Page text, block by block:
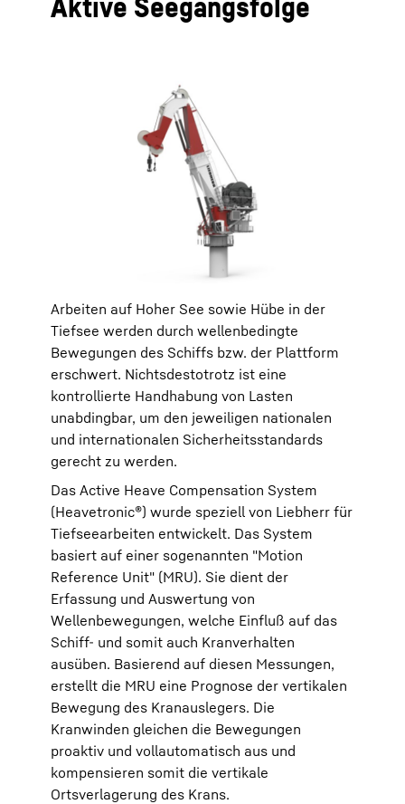
Arbeiten auf Hoher See sowie Hübe in der
Tiefsee werden durch wellenbedingte
Bewegungen des Schiffs bzw. der Plattform
erschwert. Nichtsdestotrotz ist eine
kontrollierte Handhabung von Lasten
unabdingbar, um den jeweiligen nationalen
und internationalen Sicherheitsstandards
gerecht zu werden.
Das Active Heave Compensation System
(Heavetronic®) wurde speziell von Liebherr für
Tiefseearbeiten entwickelt. Das System
basiert auf einer sogenannten "Motion
Reference Unit" (MRU). Sie dient der
Erfassung und Auswertung von
Wellenbewegungen, welche Einfluß auf das
Schiff- und somit auch Kranverhalten
ausüben. Basierend auf diesen Messungen,
erstellt die MRU eine Prognose der vertikalen
Bewegung des Kranauslegers. Die
Kranwinden gleichen die Bewegungen
proaktiv und vollautomatisch aus und
kompensieren somit die vertikale
Ortsverlagerung des Krans.